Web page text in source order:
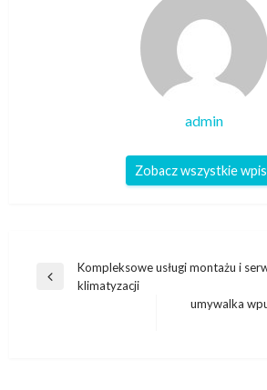
admin
Zobacz wszystkie
Nawigacja
wpisu
Poprzedni
Kompleksowe usługi montażu i
klimatyzacji
umywalka